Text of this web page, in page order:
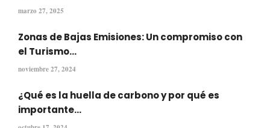
marzo 27, 2025
Zonas de Bajas Emisiones: Un compromiso con
el Turismo...
noviembre 27, 2024
¿Qué es la huella de carbono y por qué es
importante...